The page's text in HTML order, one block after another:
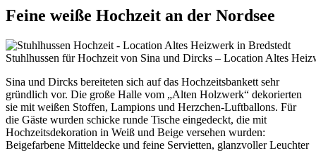
Feine weiße Hochzeit an der Nordsee
Stuhlhussen für Hochzeit von Sina und Dircks – Location Altes
Sina und Dircks bereiteten sich auf das Hochzeitsbankett sehr
gründlich vor. Die große Halle vom „Alten Holzwerk“ dekorierten
sie mit weißen Stoffen, Lampions und Herzchen-Luftballons. Für
die Gäste wurden schicke runde Tische eingedeckt, die mit
Hochzeitsdekoration in Weiß und Beige versehen wurden:
Beigefarbene Mitteldecke und feine Servietten, glanzvoller Leuchter